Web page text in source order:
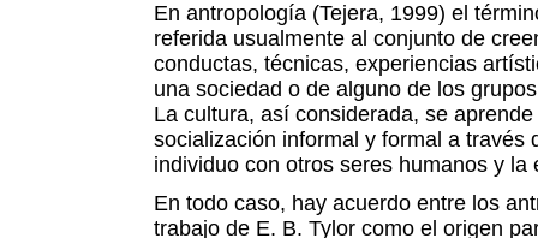
En antropología (Tejera, 1999) el
referida usualmente al conjunto de
conductas, técnicas, experiencias
una sociedad o de alguno de los
La cultura, así considerada, se
socialización informal y formal a través
individuo con otros seres humanos y la
En todo caso, hay acuerdo entre los
trabajo de E. B. Tylor como el origen